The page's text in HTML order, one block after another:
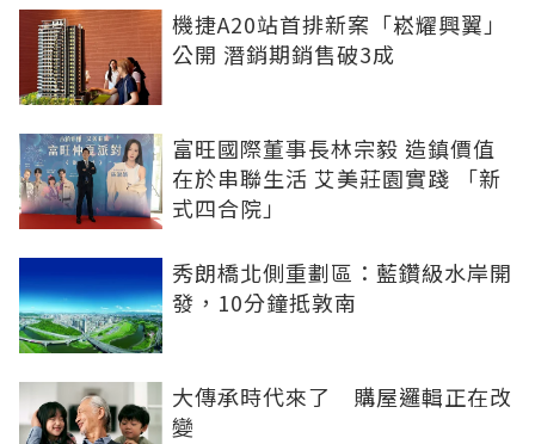
機捷A20站首排新案「崧耀興翼」
公開 潛銷期銷售破3成
富旺國際董事長林宗毅 造鎮價值
在於串聯生活 艾美莊園實踐 「新
式四合院」
秀朗橋北側重劃區：藍鑽級水岸開
發，10分鐘抵敦南
大傳承時代來了 購屋邏輯正在改
變